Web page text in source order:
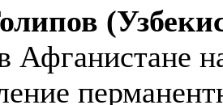
Афганистане